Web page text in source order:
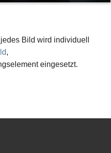
Bild wird individuell
,
eingesetzt.